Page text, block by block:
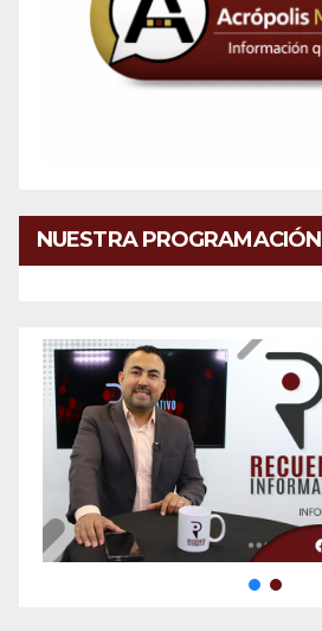
NUESTRA PROGRAMACIÓN